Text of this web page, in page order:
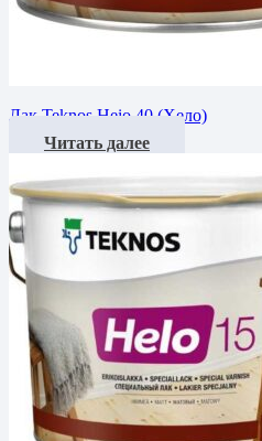
Лак Teknos Heio 40 (Хело)
Читать далее